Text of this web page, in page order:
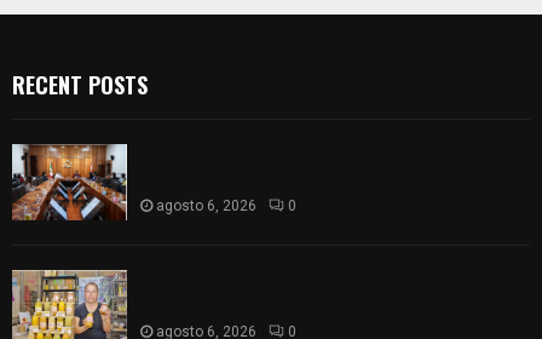
RECENT POSTS
agosto 6, 2026 0
agosto 6, 2026 0